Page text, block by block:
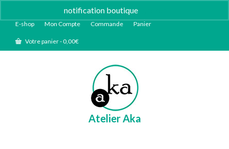
notification boutique
E-shop Mon Compte Commande Panier
Votre panier-0,00€
Atelier Aka